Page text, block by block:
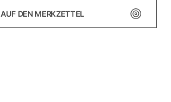
AUF DEN MERKZETTEL